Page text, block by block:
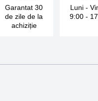
Garantat 30
de zile de la
achiziție
Luni -
9:00 -